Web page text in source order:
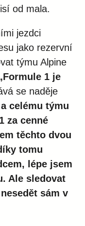
od mala.
jezdci
jako rezervní
týmu Alpine
1 je
se naděje
celému týmu
za cenné
těchto dvou
tomu
lépe jsem
Ale sledovat
sám v